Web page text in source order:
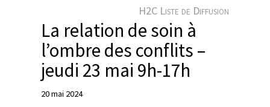
H2C Liste de Diffusion
La relation de soin à
l’ombre des conflits –
jeudi 23 mai 9h-17h
20 mai 2024